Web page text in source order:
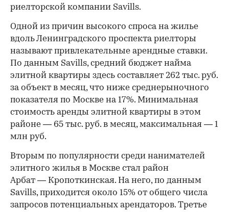
риелторской компании Savills.
Одной из причин высокого спроса на жилье
вдоль Ленинградского проспекта риелторы
называют привлекательные арендные ставки.
По данным Savills, средний бюджет найма
элитной квартиры здесь составляет 262 тыс. руб.
за объект в месяц, что ниже среднерыночного
показателя по Москве на 17%. Минимальная
стоимость аренды элитной квартиры в этом
районе — 65 тыс. руб. в месяц, максимальная — 1
млн руб.
Вторым по популярности среди нанимателей
элитного жилья в Москве стал район
Арбат — Кропоткинская. На него, по данным
Savills, приходится около 15% от общего числа
запросов потенциальных арендаторов. Третье